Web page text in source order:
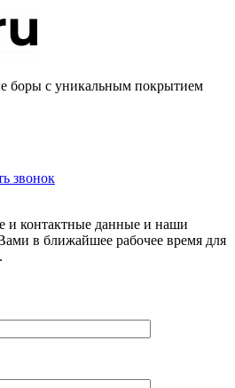
боры с уникальным покрытием
звонок
и контактные данные и наши
в ближайшее рабочее время для